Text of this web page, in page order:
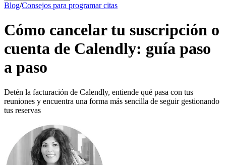
Blog/Consejos para programar citas
Cómo cancelar tu suscripción o
cuenta de Calendly: guía paso
a paso
Detén la facturación de Calendly, entiende qué pasa con tus
reuniones y encuentra una forma más sencilla de seguir gestionando
tus reservas